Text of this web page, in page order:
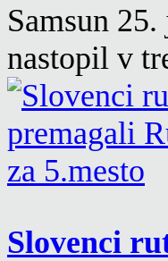
Samsun
nastopil v
Slovenci